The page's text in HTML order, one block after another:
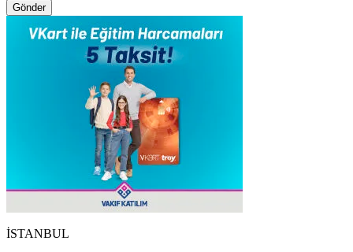
Gönder
İSTANBUL